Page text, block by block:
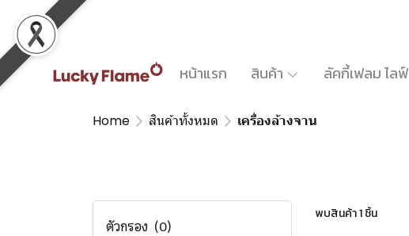
หน้าแรก สินค้า ลัคกี้เฟลม ไลฟ์
Home สินค้าทั้งหมด เครื่องล้างจาน
ตัวกรอง (0)
สินค้าแนะนำ Recommended
สินค้าขายดี Trending now
พบสินค้า 1 ชิ้น